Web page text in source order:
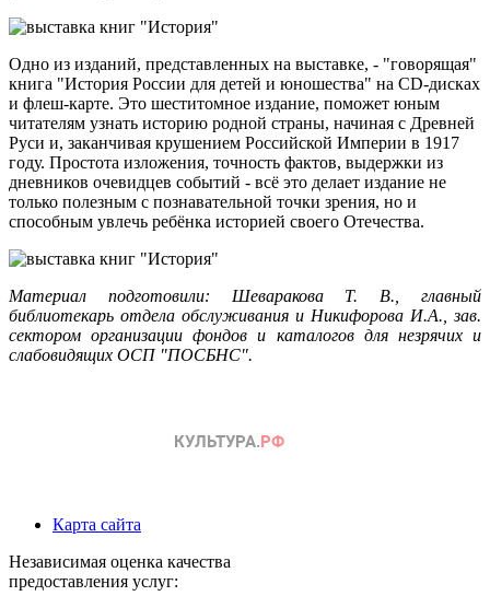
Одно из изданий, представленных на выставке, - "говорящая"
книга "История России для детей и юношества" на CD-дисках
и флеш-карте. Это шеститомное издание, поможет юным
читателям узнать историю родной страны, начиная с Древней
Руси и, заканчивая крушением Российской Империи в 1917
году. Простота изложения, точность фактов, выдержки из
дневников очевидцев событий - всё это делает издание не
только полезным с познавательной точки зрения, но и
способным увлечь ребёнка историей своего Отечества.
Материал подготовили: Шеваракова Т. В., главный
библиотекарь отдела обслуживания и Никифорова И.А., зав.
сектором организации фондов и каталогов для незрячих и
слабовидящих ОСП "ПОСБНС".
Карта сайта
Независимая оценка качества
предоставления услуг: